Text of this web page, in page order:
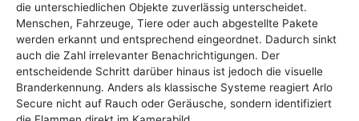
die unterschiedlichen Objekte zuverlässig unterscheidet.
Menschen, Fahrzeuge, Tiere oder auch abgestellte Pakete
werden erkannt und entsprechend eingeordnet. Dadurch sinkt
auch die Zahl irrelevanter Benachrichtigungen. Der
entscheidende Schritt darüber hinaus ist jedoch die visuelle
Branderkennung. Anders als klassische Systeme reagiert Arlo
Secure nicht auf Rauch oder Geräusche, sondern identifiziert